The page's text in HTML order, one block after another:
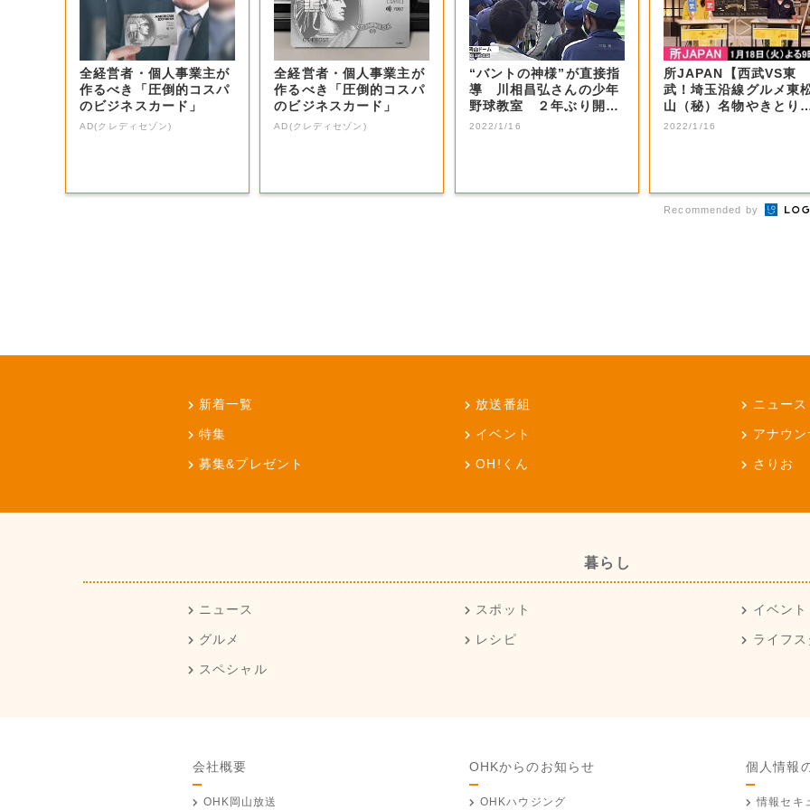
全経営者・個人事業主が
作るべき「圧倒的コスパ
のビジネスカード」
AD(クレディセゾン)
全経営者・個人事業主が
作るべき「圧倒的コスパ
のビジネスカード」
AD(クレディセゾン)
“バントの神様”が直接指
導 川相昌弘さんの少年
野球教室 ２年ぶり開催
【岡山・岡山...
2022/1/16
所JAPAN【西武VS東
武！埼玉沿線グルメ東
山（秘）名物やきとり
秩父ホルモン...
2022/1/16
Recommended by
新着一覧 放送番組 ニュース
特集 イベント アナウ
募集&プレゼント OH!くん さりお
暮らし
ニュース スポット イベント
グルメ レシピ ライフ
スペシャル
会社概要
OHK岡山放送
OHKからのお知らせ
OHKハウジング
個人情報
情報セキ